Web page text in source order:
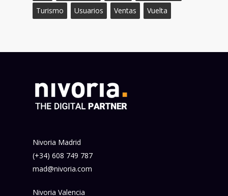
Turismo
Usuarios Ventas Vuelta
Nivoria Madrid
(+34) 608 749 787
mad@nivoria.com
Nivoria Valencia